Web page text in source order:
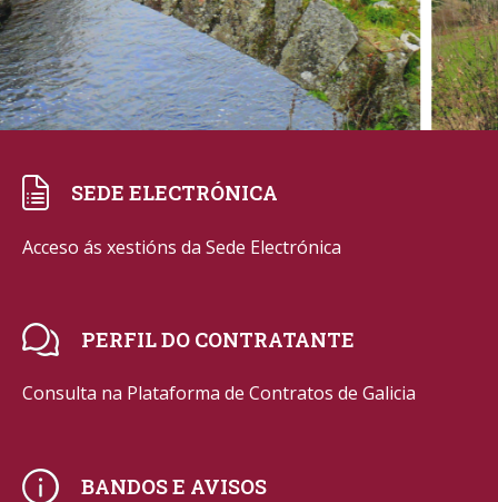
SEDE ELECTRÓNICA
Acceso ás xestións da Sede Electrónica
PERFIL DO CONTRATANTE
Consulta na Plataforma de Contratos de Galicia
BANDOS E AVISOS